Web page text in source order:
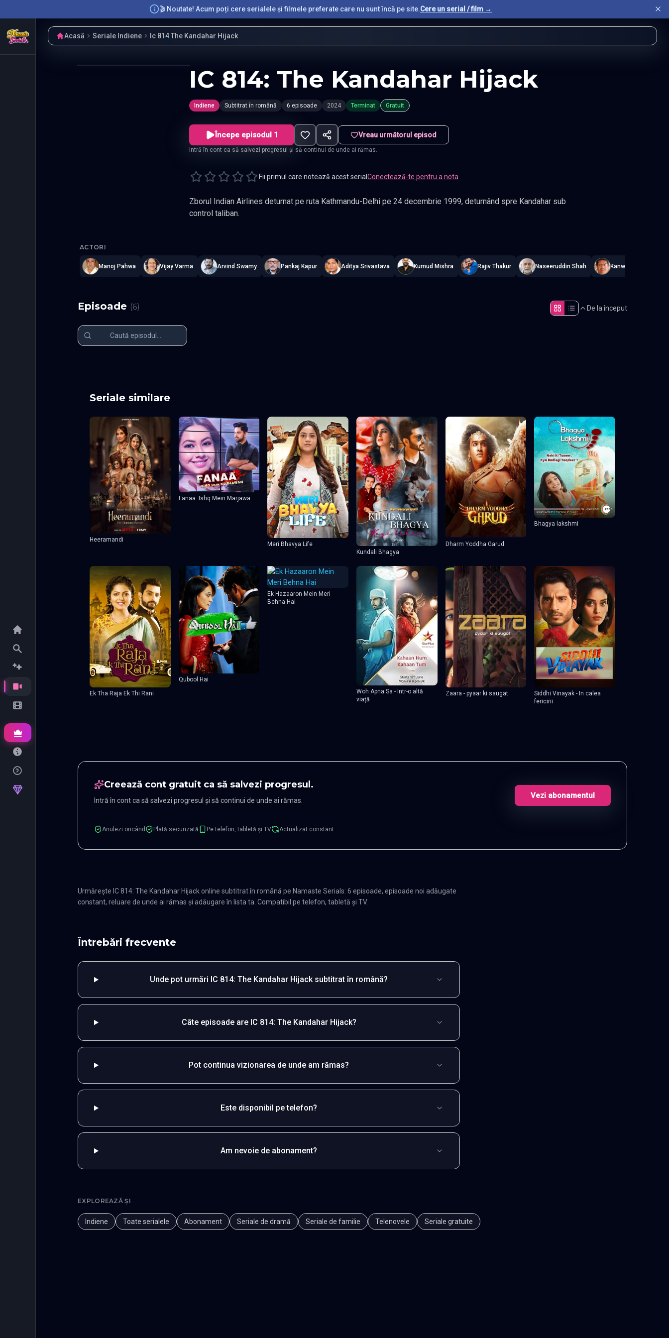
🎬 Noutate! Acum poți cere serialele și filmele preferate care nu sunt încă pe site.Cere un serial / film →
Acasă Seriale Indiene Ic 814 The Kandahar Hijack
IC 814: The Kandahar Hijack
Indiene Subtitrat în română 6 episoade 2024 Terminat Gratuit
Începe episodul 1 Vreau următorul episod
Intră în cont ca să salvezi progresul și să continui de unde ai rămas.
Fii primul care notează acest serial Conectează-te pentru a nota
Zborul Indian Airlines deturnat pe ruta Kathmandu-Delhi pe 24 decembrie 1999, deturnând spre Kandahar sub
control taliban.
ACTORI
Manoj Pahwa Vijay Varma Arvind Swamy Pankaj Kapur Aditya Srivastava Kumud Mishra Rajiv Thakur Naseeruddin Shah Kanwaljit Singh
Episoade (6) De la început
Seriale similare
Heeramandi
Fanaa: Ishq Mein Marjawa
Meri Bhavya Life
Kundali Bhagya
Dharm Yoddha Garud
Bhagya lakshmi
Ek Tha Raja Ek Thi Rani
Qubool Hai
Ek Hazaaron Mein Meri
Behna Hai
Woh Apna Sa - Intr-o altă
viață
Zaara - pyaar ki saugat
Siddhi Vinayak - In calea
fericirii
Creează cont gratuit ca să salvezi progresul.
Intră în cont ca să salvezi progresul și să continui de unde ai rămas.
Vezi abonamentul
Anulezi oricând Plată securizată Pe telefon, tabletă și TV Actualizat constant
Urmărește IC 814: The Kandahar Hijack online subtitrat în română pe Namaste Serials: 6 episoade, episoade noi adăugate
constant, reluare de unde ai rămas și adăugare în lista ta. Compatibil pe telefon, tabletă și TV.
Întrebări frecvente
Unde pot urmări IC 814: The Kandahar Hijack subtitrat în română?
Câte episoade are IC 814: The Kandahar Hijack?
Pot continua vizionarea de unde am rămas?
Este disponibil pe telefon?
Am nevoie de abonament?
EXPLOREAZĂ ȘI
Indiene Toate serialele Abonament Seriale de dramă Seriale de familie Telenovele Seriale gratuite